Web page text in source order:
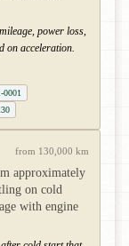
power loss,
on acceleration.
0001
from 130,000 km
approximately
on cold
with engine